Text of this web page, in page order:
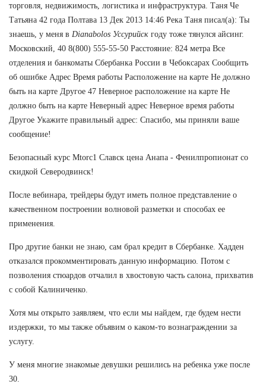
торговля, недвижимость, логистика и инфраструктура. Таня Че
Татьяна 42 года Полтава 13 Дек 2013 14:46 Река Таня писал(а): Ты
знаешь, у меня в Dianabolos Уссурийск году тоже тянулся айсинг.
Московский, 40 8(800) 555-55-50 Расстояние: 824 метра Все
отделения и банкоматы Сбербанка России в Чебоксарах Сообщить
об ошибке Адрес Время работы Расположение на карте Не должно
быть на карте Другое 47 Неверное расположение на карте Не
должно быть на карте Неверный адрес Неверное время работы
Другое Укажите правильный адрес: Спасибо, мы приняли ваше
сообщение!
Безопасный курс Mtorc1 Славск цена Анапа - Фенилпропионат со
скидкой Северодвинск!
После вебинара, трейдеры будут иметь полное представление о
качественном построении волновой разметки и способах ее
применения.
Про другие банки не знаю, сам брал кредит в Сбербанке. Хадден
отказался прокомментировать данную информацию. Потом с
позволения стюардов отчалил в хвостовую часть салона, прихватив
с собой Калиниченко.
Хотя мы открыто заявляем, что если мы найдем, где будем нести
издержки, то мы также объявим о каком-то вознаграждении за
услугу.
У меня многие знакомые девушки решились на ребенка уже после
30.